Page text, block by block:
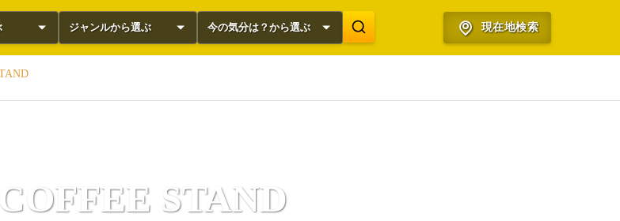
ジャンルから選ぶ 今の気分は？から選ぶ 現在地検索
STAND